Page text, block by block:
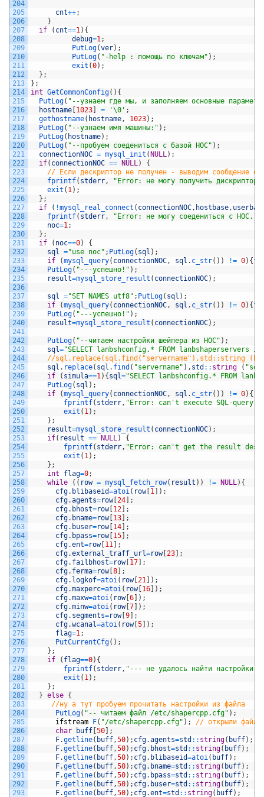
204
205
206
207
208
209
210
211
212
213
214
215
216
217
218
219
220
221
222
223
224
225
226
227
228
229
230
231
232
233
234
235
236
237
238
239
240
241
242
243
244
245
246
247
248
249
250
251
252
253
254
255
256
257
258
259
260
261
262
263
264
265
266
267
268
269
270
271
272
273
274
275
276
277
278
279
280
281
282
283
284
285
286
287
288
289
290
291
292
293
cnt++;
}
if
( cnt==1) {
debug=1;
PutLog(ver) ;
PutLog( "-help : помощь по ключам" ) ;
exit (0) ;
} ;
} ;
int GetCommonConfig( ) {
PutLog( "--узнаем где мы, и заполняем основные
hostname 1023 = '\0' ;
gethostname( hostname, 1023) ;
PutLog( "--узнаем имя машины:" ) ;
PutLog( hostname) ;
PutLog( "--пробуем соедениться с базой НОС" ) ;
connectionNOC = mysql_init ( NULL) ;
if( connectionNOC == NULL)
{
// Если дескриптор не получен - выводим сообщение об
fprintf( stderr,
"Error: не могу получить дискриптор
exit ( 1) ;
} ;
if
( !mysql_real_connect ( connectionNOC, hostbase,
fprintf( stderr,
"Error: не могу соедениться с НОС.
noc=1;
} ;
if
( noc==0)
{
sql ="use noc" ; PutLog( sql ) ;
if
(mysql_query( connectionNOC, sql . c_str( ) ) != 0) {
PutLog( "---успешно!" ) ;
result=mysql_store_result ( connectionNOC) ;
sql ="SET NAMES utf8" ; PutLog( sql ) ;
if
(mysql_query( connectionNOC, sql . c_str( ) ) != 0) {
PutLog( "---успешно!" ) ;
result=mysql_store_result ( connectionNOC) ;
PutLog( "--читаем настройки шейпера из НОС" ) ;
sql="SELECT lanbshconfig.* FROM
//sql.replace(sql.find("servername"),std::string
sql . replace( sql . find ( "servername" ) , std :: string (
if
( simula==1) { sql="SELECT lanbshconfig.* FROM
PutLog( sql ) ;
if
(mysql_query( connectionNOC, sql . c_str( ) ) != 0) {
fprintf( stderr, "Error: can't execute SQL-query
exit ( 1) ;
} ;
result=mysql_store_result ( connectionNOC) ;
if( result == NULL)
{
fprintf( stderr, "Error: can't get the result
exit ( 1) ;
} ;
int
flag=0;
while
( ( row = mysql_fetch_row( result ) ) != NULL) {
cfg. blibaseid=atoi( row[ 1 ) ;
cfg.agents=row[24
;
cfg. bhost=row[ 12
;
cfg. bname=row[ 13
;
cfg. buser=row[ 14
;
cfg. bpass=row[ 15
;
cfg.ent=row[ 11
;
cfg.external_traff_url=row[23
;
cfg. failbhost=row[ 17
;
cfg. ferma=row[8
;
cfg. logkof=atoi( row[21 ) ;
cfg.maxperc=atoi( row[ 16 ) ;
cfg.maxw=atoi( row[6 ) ;
cfg.minw=atoi( row[7 ) ;
cfg. segments=row[9
;
cfg.wcanal=atoi( row[5 ) ;
flag=1;
PutCurrentCfg( ) ;
} ;
if
( flag==0) {
fprintf( stderr, "--- не удалось найти настройки
exit ( 1) ;
} ;
} else {
//ну а тут пробуем прочитать настройки из файла
PutLog( "-- читаем файл /etc/shapercpp.cfg" ) ;
ifstream
F( "/etc/shapercpp.cfg" ) ;
// открыли файл
char
buff [50
;
F.getline( buff,50) ; cfg.agents=std :: string( buff) ;
F.getline( buff,50) ; cfg. bhost=std :: string( buff) ;
F.getline( buff,50) ; cfg. blibaseid=atoi( buff) ;
F.getline( buff,50) ; cfg. bname=std :: string( buff) ;
F.getline( buff,50) ; cfg. bpass=std :: string( buff) ;
F.getline( buff,50) ; cfg. buser=std :: string( buff) ;
F.getline( buff,50) ; cfg.ent=std :: string( buff) ;